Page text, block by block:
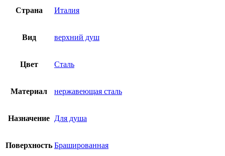
Страна Италия
Вид верхний душ
Цвет Сталь
Материал нержавеющая сталь
Назначение Для душа
Поверхность Брашированная